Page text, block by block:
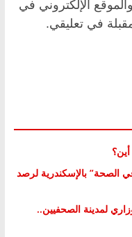
الإلكتروني في
في تعليقي.
الصحة” بالإسكندرية لرصد
لمدينة الصحفيين..